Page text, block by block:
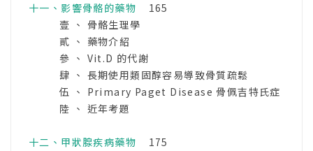
十一、影響骨骼的藥物
165
壹 、 骨骼生理學
貳 、 藥物介紹
參 、 Vit.D 的代謝
肆 、 長期使用類固醇容易導致骨質疏鬆
伍 、 Primary Paget Disease 骨佩吉特氏症
陸 、 近年考題
十二、甲狀腺疾病藥物
175